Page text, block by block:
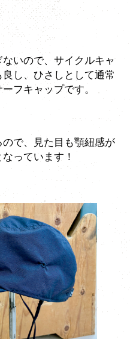
いので、サイクルキャ
し、ひさしとして通常
フキャップです。
で、見た目も顎紐感が
っています！